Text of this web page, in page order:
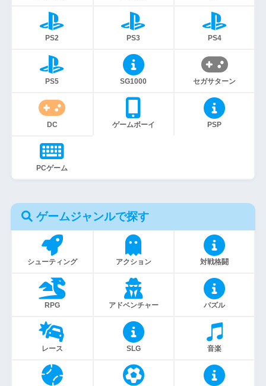
PS2 PS3 PS4
PS5 SG1000 セガサターン
DC ゲームボーイ PSP
PCゲーム
ゲームジャンルで探す
シューティング アクション 対戦格闘
RPG アドベンチャー パズル
レース SLG 音楽